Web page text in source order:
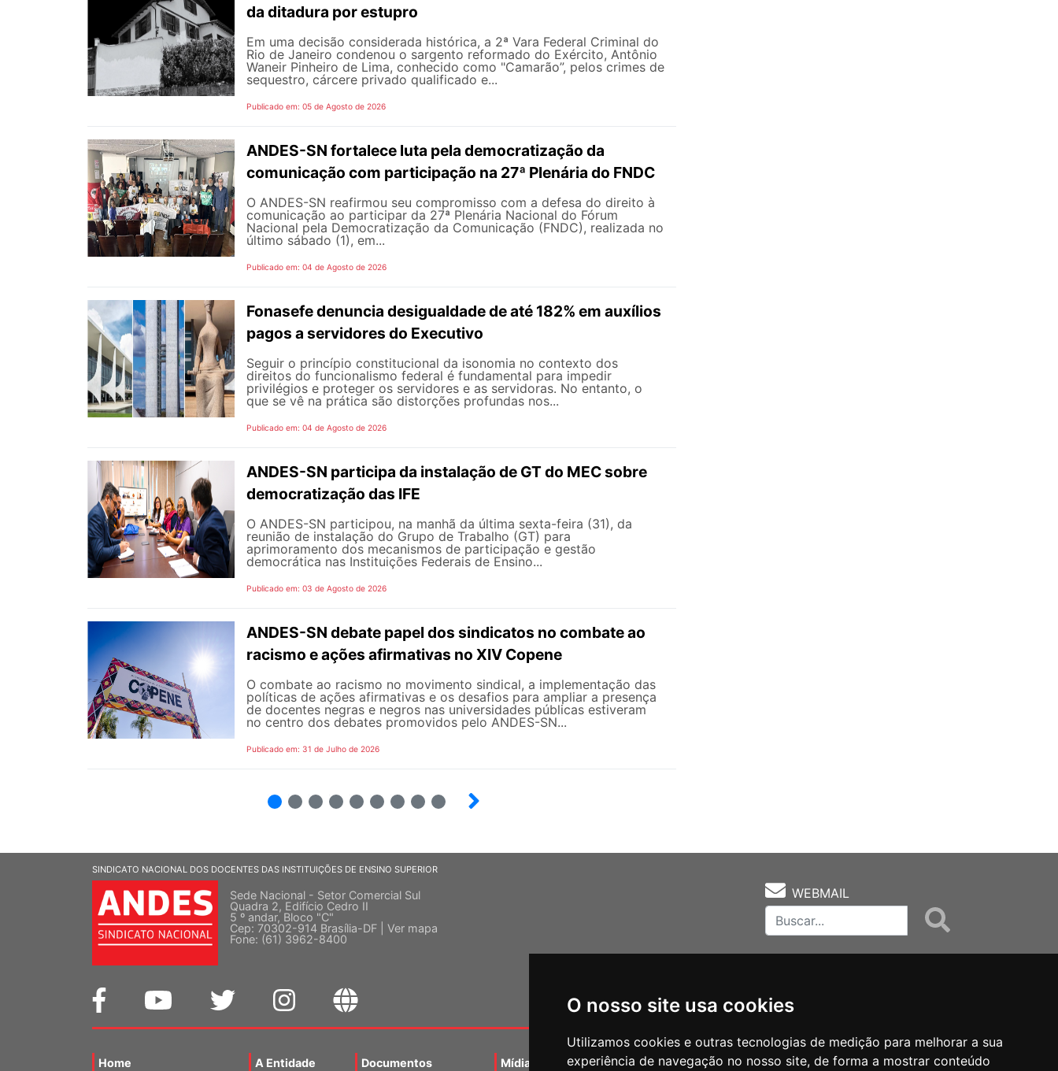
O nosso site usa cookies
Utilizamos cookies e outras tecnologias de medição para melhorar a sua
experiência de navegação no nosso site, de forma a mostrar conteúdo
da ditadura por estupro
Em uma decisão considerada histórica, a 2ª Vara Federal Criminal do
Rio de Janeiro condenou o sargento reformado do Exército, Antônio
Waneir Pinheiro de Lima, conhecido como "Camarão”, pelos crimes de
sequestro, cárcere privado qualificado e...
Publicado em: 05 de Agosto de 2026
ANDES-SN fortalece luta pela democratização da
comunicação com participação na 27ª Plenária do FNDC
O ANDES-SN reafirmou seu compromisso com a defesa do direito à
comunicação ao participar da 27ª Plenária Nacional do Fórum
Nacional pela Democratização da Comunicação (FNDC), realizada no
último sábado (1), em...
Publicado em: 04 de Agosto de 2026
Fonasefe denuncia desigualdade de até 182% em auxílios
pagos a servidores do Executivo
Seguir o princípio constitucional da isonomia no contexto dos
direitos do funcionalismo federal é fundamental para impedir
privilégios e proteger os servidores e as servidoras. No entanto, o
que se vê na prática são distorções profundas nos...
Publicado em: 04 de Agosto de 2026
ANDES-SN participa da instalação de GT do MEC sobre
democratização das IFE
O ANDES-SN participou, na manhã da última sexta-feira (31), da
reunião de instalação do Grupo de Trabalho (GT) para
aprimoramento dos mecanismos de participação e gestão
democrática nas Instituições Federais de Ensino...
Publicado em: 03 de Agosto de 2026
ANDES-SN debate papel dos sindicatos no combate ao
racismo e ações afirmativas no XIV Copene
O combate ao racismo no movimento sindical, a implementação das
políticas de ações afirmativas e os desafios para ampliar a presença
de docentes negras e negros nas universidades públicas estiveram
no centro dos debates promovidos pelo ANDES-SN...
Publicado em: 31 de Julho de 2026
SINDICATO NACIONAL DOS DOCENTES DAS INSTITUIÇÕES DE ENSINO SUPERIOR
Sede Nacional - Setor Comercial Sul
Quadra 2, Edifício Cedro II
5 º andar, Bloco "C"
Cep: 70302-914 Brasília-DF | Ver mapa
Fone: (61) 3962-8400
WEBMAIL
Home A Entidade Documentos Mídias Agenda Notícias Notas Técnicas Fale Conocsco